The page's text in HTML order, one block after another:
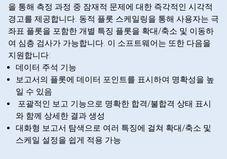
을 통해 측정 과정 중 잠재적 문제에 대한 즉각적인 시각적
경고를 제공합니다. 동적 플롯 스케일링을 통해 사용자는 극
좌표 플롯을 포함한 개별 특징 플롯을 확대/축소 및 이동하
여 심층 검사가 가능합니다. 이 소프트웨어는 또한 다음을
지원합니다:
데이터 주석 기능
보고서의 플롯에 데이터 포인트를 표시하여 명확성을 높
일 수 있음
포괄적인 보고 기능으로 명확한 합격/불합격 상태 표시
와 함께 상세한 결과 생성
대화형 보고서 탐색으로 여러 특징에 걸쳐 확대/축소 및
스케일 설정을 쉽게 적용 가능